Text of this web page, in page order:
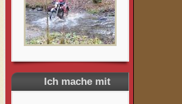
Ich mache mit